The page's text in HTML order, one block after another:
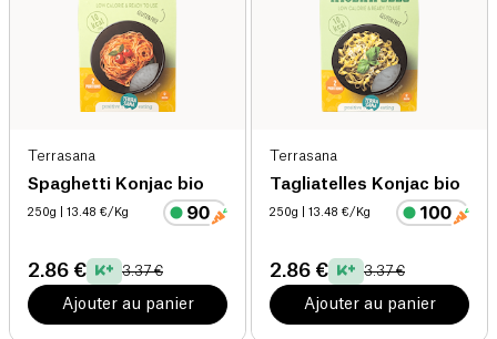
Terrasana
Spaghetti Konjac bio
250g | 13.48 €/Kg
2.86 € 3.37 €
Ajouter au panier
Terrasana
Tagliatelles Konjac bio
250g | 13.48 €/Kg
2.86 € 3.37 €
Ajouter au panier